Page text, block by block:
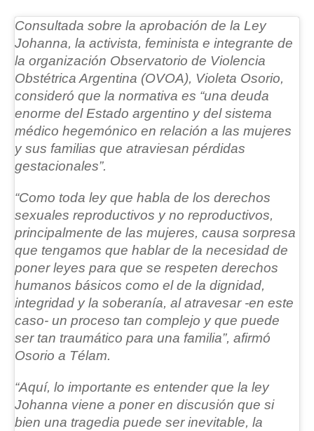
Consultada sobre la aprobación de la Ley
Johanna, la activista, feminista e integrante de
la organización Observatorio de Violencia
Obstétrica Argentina (OVOA), Violeta Osorio,
consideró que la normativa es “una deuda
enorme del Estado argentino y del sistema
médico hegemónico en relación a las mujeres
y sus familias que atraviesan pérdidas
gestacionales”.
“Como toda ley que habla de los derechos
sexuales reproductivos y no reproductivos,
principalmente de las mujeres, causa sorpresa
que tengamos que hablar de la necesidad de
poner leyes para que se respeten derechos
humanos básicos como el de la dignidad,
integridad y la soberanía, al atravesar -en este
caso- un proceso tan complejo y que puede
ser tan traumático para una familia”, afirmó
Osorio a Télam.
“Aquí, lo importante es entender que la ley
Johanna viene a poner en discusión que si
bien una tragedia puede ser inevitable, la